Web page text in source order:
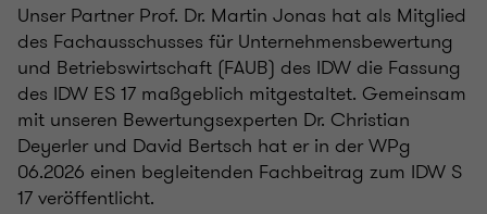
Unser Partner Prof. Dr. Martin Jonas hat als Mitglied
des Fachausschusses für Unternehmensbewertung
und Betriebswirtschaft (FAUB) des IDW die Fassung
des IDW ES 17 maßgeblich mitgestaltet. Gemeinsam
mit unseren Bewertungsexperten Dr. Christian
Deyerler und David Bertsch hat er in der WPg
06.2026 einen begleitenden Fachbeitrag zum IDW S
17 veröffentlicht.